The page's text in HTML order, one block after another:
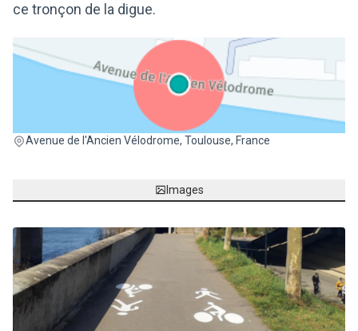
ce tronçon de la digue.
Avenue de l'Ancien Vélodrome, Toulouse, France
(Lien externe)
Images